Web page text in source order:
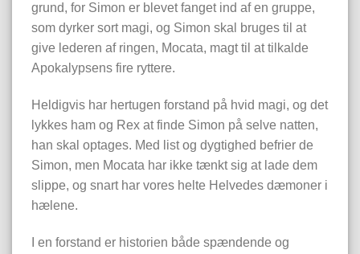
grund, for Simon er blevet fanget ind af en gruppe,
som dyrker sort magi, og Simon skal bruges til at
give lederen af ringen, Mocata, magt til at tilkalde
Apokalypsens fire ryttere.
Heldigvis har hertugen forstand på hvid magi, og det
lykkes ham og Rex at finde Simon på selve natten,
han skal optages. Med list og dygtighed befrier de
Simon, men Mocata har ikke tænkt sig at lade dem
slippe, og snart har vores helte Helvedes dæmoner i
hælene.
I en forstand er historien både spændende og